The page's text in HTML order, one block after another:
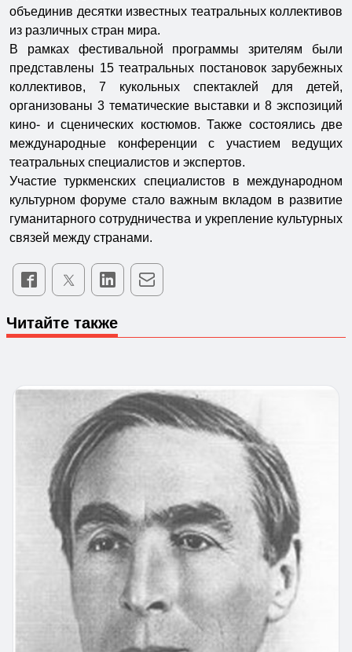
объединив десятки известных театральных коллективов
из различных стран мира.
В рамках фестивальной программы зрителям были
представлены 15 театральных постановок зарубежных
коллективов, 7 кукольных спектаклей для детей,
организованы 3 тематические выставки и 8 экспозиций
кино- и сценических костюмов. Также состоялись две
международные конференции с участием ведущих
театральных специалистов и экспертов.
Участие туркменских специалистов в международном
культурном форуме стало важным вкладом в развитие
гуманитарного сотрудничества и укрепление культурных
связей между странами.
Читайте также